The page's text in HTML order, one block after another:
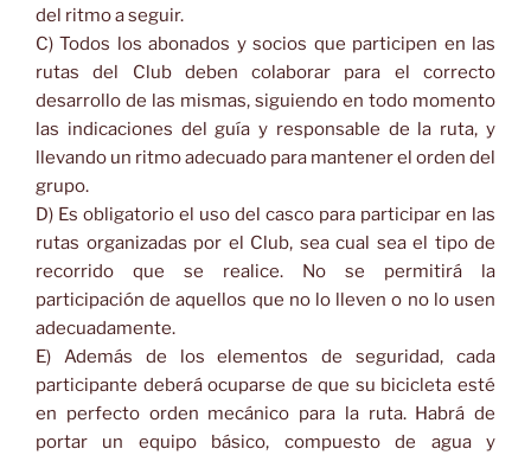
del ritmo a seguir.
C) Todos los abonados y socios que participen en las
rutas del Club deben colaborar para el correcto
desarrollo de las mismas, siguiendo en todo momento
las indicaciones del guía y responsable de la ruta, y
llevando un ritmo adecuado para mantener el orden del
grupo.
D) Es obligatorio el uso del casco para participar en las
rutas organizadas por el Club, sea cual sea el tipo de
recorrido que se realice. No se permitirá la
participación de aquellos que no lo lleven o no lo usen
adecuadamente.
E) Además de los elementos de seguridad, cada
participante deberá ocuparse de que su bicicleta esté
en perfecto orden mecánico para la ruta. Habrá de
portar un equipo básico, compuesto de agua y